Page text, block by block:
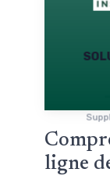
ligne